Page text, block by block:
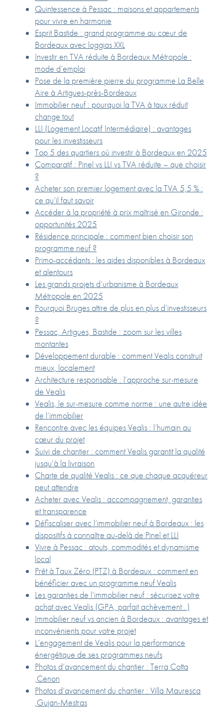
Quintessence à Pessac : maisons et appartements
pour vivre en harmonie
Esprit Bastide : grand programme au cœur de
Bordeaux avec loggias XXL
Investir en TVA réduite à Bordeaux Métropole :
mode d’emploi
Pose de la première pierre du programme La Belle
Aire à Artigues-près-Bordeaux
Immobilier neuf : pourquoi la TVA à taux réduit
change tout
LLI (Logement Locatif Intermédiaire) : avantages
pour les investisseurs
Top 5 des quartiers où investir à Bordeaux en 2025
Comparatif : Pinel vs LLI vs TVA réduite – que choisir
?
Acheter son premier logement avec la TVA 5,5 % :
ce qu’il faut savoir
Accéder à la propriété à prix maîtrisé en Gironde :
opportunités 2025
Résidence principale : comment bien choisir son
programme neuf ?
Primo-accédants : les aides disponibles à Bordeaux
et alentours
Les grands projets d’urbanisme à Bordeaux
Métropole en 2025
Pourquoi Bruges attire de plus en plus d’investisseurs
?
Pessac, Artigues, Bastide : zoom sur les villes
montantes
Développement durable : comment Vealis construit
mieux, localement
Architecture responsable : l’approche sur-mesure
de Vealis
Vealis, le sur-mesure comme norme : une autre idée
de l’immobilier
Rencontre avec les équipes Vealis : l’humain au
cœur du projet
Suivi de chantier : comment Vealis garantit la qualité
jusqu’à la livraison
Charte de qualité Vealis : ce que chaque acquéreur
peut attendre
Acheter avec Vealis : accompagnement, garanties
et transparence
Défiscaliser avec l’immobilier neuf à Bordeaux : les
dispositifs à connaître au-delà de Pinel et LLI
Vivre à Pessac : atouts, commodités et dynamisme
local
Prêt à Taux Zéro (PTZ) à Bordeaux : comment en
bénéficier avec un programme neuf Vealis
Les garanties de l’immobilier neuf : sécurisez votre
achat avec Vealis (GPA, parfait achèvement…)
Immobilier neuf vs ancien à Bordeaux : avantages et
inconvénients pour votre projet
L’engagement de Vealis pour la performance
énergétique de ses programmes neufs
Photos d’avancement du chantier : Terra Cotta
,Cenon
Photos d’avancement du chantier : Villa Mauresca
,Gujan-Mestras